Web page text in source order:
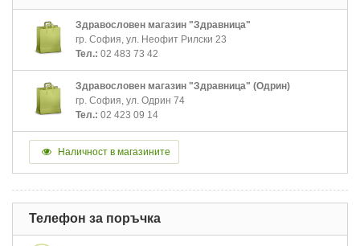
Здравословен магазин "Здравница"
гр. София, ул. Неофит Рилски 23
Тел.: 02 483 73 42
Здравословен магазин "Здравница" (Одрин)
гр. София, ул. Одрин 74
Тел.: 02 423 09 14
Наличност в магазините
Телефон за поръчка